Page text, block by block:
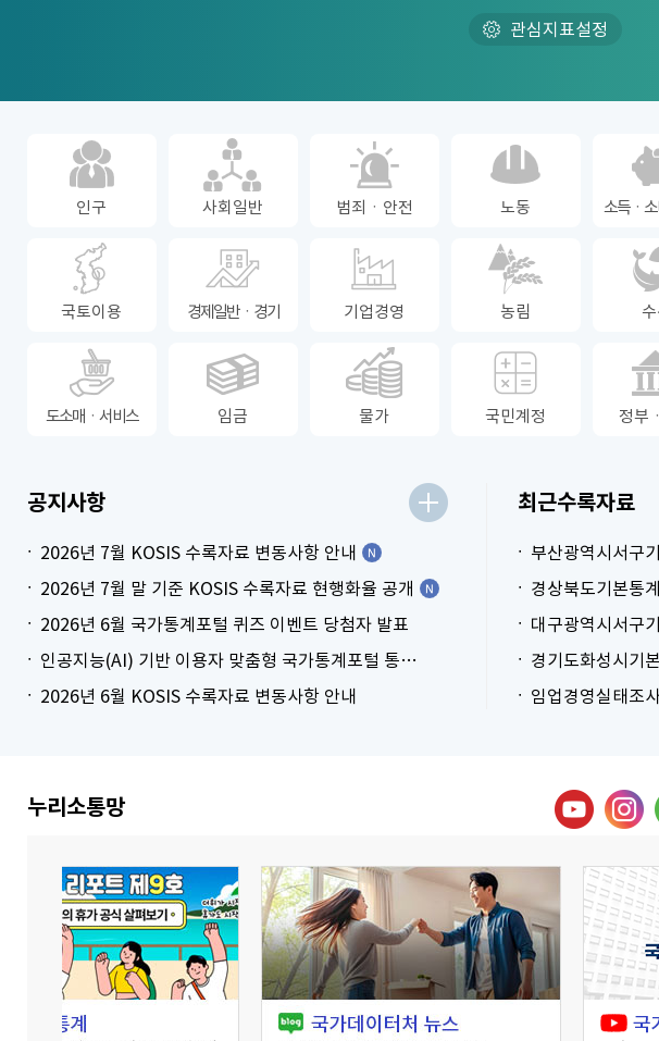
관심지표설정
인구 사회일반 범죄ㆍ안전 노동 소득ㆍ
국토이용 경제일반ㆍ경기 기업경영 농림
도소매ㆍ서비스 임금 물가 국민계정 정부
공지사항
2026년 7월 KOSIS 수록자료 변동사항 안내
2026년 7월 말 기준 KOSIS 수록자료 현행화율 공개
2026년 6월 국가통계포털 퀴즈 이벤트 당첨자 발표
인공지능(AI) 기반 이용자 맞춤형 국가통계포털 통계표 생성 시범 서비스 안내
2026년 6월 KOSIS 수록자료 변동사항 안내
최근수록자료
부산광역시서구
경상북도기본통계
대구광역시서구
경기도화성시기
임업경영실태조
누리소통망